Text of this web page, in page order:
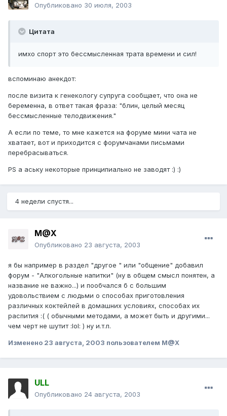
Опубликовано 30 июля, 2003
Цитата
имхо спорт это бессмысленная трата времени и сил!
вспоминаю анекдот:
после визита к генекологу супруга сообщает, что она не
беременна, в ответ такая фраза: "блин, целый месяц
бессмысленные телодвижения."
А если по теме, то мне кажется на форуме мини чата не
хватает, вот и приходится с форумчанами письмами
перебрасываться.
PS а аську некоторые принципиально не заводят :) :)
4 недели спустя...
M@X
Опубликовано 23 августа, 2003
я бы например в раздел "другое " или "общение" добавил
форум - "Алкогольные напитки" (ну в общем смысл понятен, а
название не важно...) и пообчался б с большим
удовольствием с людьми о способах приготовления
различных коктейлей в домашних условиях, способах их
распития :( ( обычными методами, а может быть и другими...
чем черт не шутит :lol: ) ну и.т.п.
Изменено 23 августа, 2003 пользователем M@X
ULL
Опубликовано 24 августа, 2003